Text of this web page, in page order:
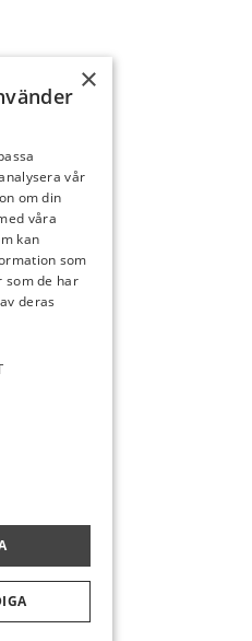
×
vår
om din
våra
kan
som
som de har
deras